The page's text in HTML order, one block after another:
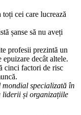
cei care lucrează
șanse să nu aveți
profesii prezintă un
decât altele.
cinci factori de risc
mondial specializată în
liderii și organizațiile